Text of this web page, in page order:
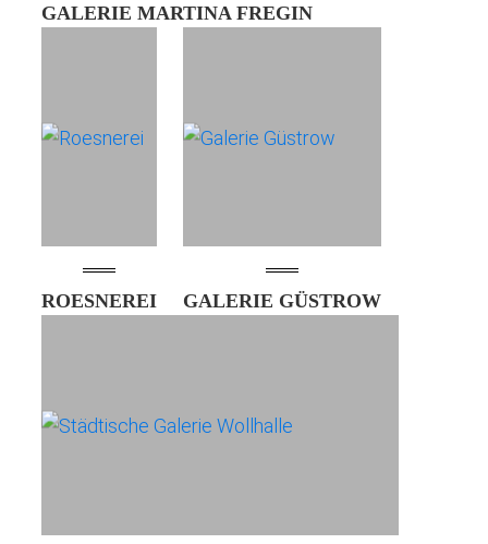
GALERIE MARTINA FREGIN
ROESNEREI GALERIE GÜSTROW